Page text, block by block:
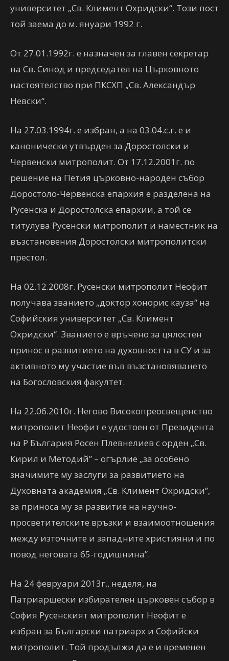
университет „Св. Климент Охридски“. Този пост
той заема до м. януари 1992 г.
От 27.01.1992г. е назначен за главен секретар
на Св. Синод и председател на Църковното
настоятелство при ПКСХП „Св. Александър
Невски“.
На 27.03.1994г. е избран, а на 03.04.с.г. е и
канонически утвърден за Доростолски и
Червенски митрополит. От 17.12.2001г. по
решение на Петия църковно-народен събор
Доростоло-Червенска епархия е разделена на
Русенска и Доростолска епархии, а той се
титулува Русенски митрополит и наместник на
възстановения Доростолски митрополитски
престол.
На 02.12.2008г. Русенски митрополит Неофит
получава званието „доктор хонорис кауза“ на
Софийския университет „Св. Климент
Охридски“. Званието е връчено за цялостен
принос в развитието на духовността в СУ и за
активното му участие във възстановяването
на Богословския факултет.
На 22.06.2010г. Негово Високопреосвещенство
митрополит Неофит е удостоен от Президента
на Р България Росен Плевнелиев с орден „Св.
Кирил и Методий” – огърлие „за особено
значимите му заслуги за развитието на
Духовната академия „Св. Климент Охридски”,
за приноса му за развитие на научно-
просветителските връзки и взаимоотношения
между източните и западните християни и по
повод неговата 65-годишнина”.
На 24 февруари 2013г., неделя, на
Патриаршески избирателен църковен събор в
София Русенският митрополит Неофит е
избран за Български патриарх и Софийски
митрополит. Той продължи да е и временен